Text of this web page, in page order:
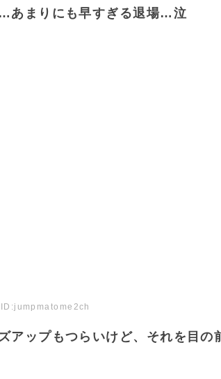
あまりにも早すぎる退場…泣
ID:jumpmatome2ch
アップもつらいけど、それを目の